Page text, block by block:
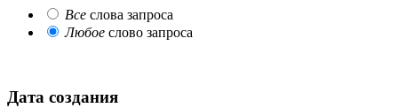
Все слова запроса
Любое слово запроса
Дата создания